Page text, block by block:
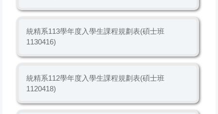
統精系113學年度入學生課程規劃表(碩士班
1130416)
統精系112學年度入學生課程規劃表(碩士班
1120418)